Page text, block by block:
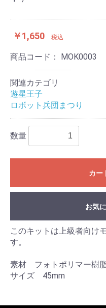
￥1,650 税込
商品コード： MOK0003
関連カテゴリ
遊星王子
ロボット兵団まつり
数量
カー
お気
このキットは上級者向け
す。
素材 フォトポリマー樹
サイズ 45mm